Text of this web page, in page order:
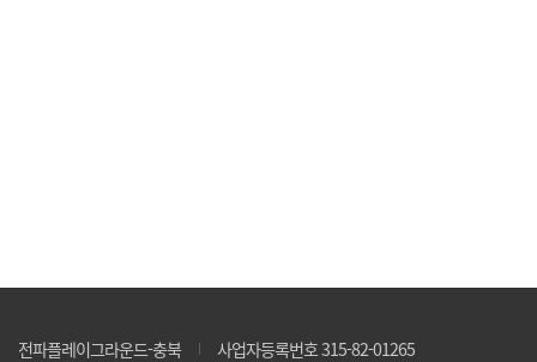
전파플레이그라운드-충북 사업자등록번호 315-82-01265